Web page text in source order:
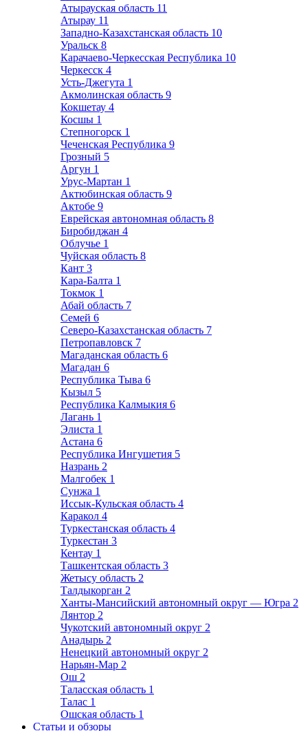
Атырауская область 11
Атырау 11
Западно-Казахстанская область 10
Уральск 8
Карачаево-Черкесская Республика 10
Черкесск 4
Усть-Джегута 1
Акмолинская область 9
Кокшетау 4
Косшы 1
Степногорск 1
Чеченская Республика 9
Грозный 5
Аргун 1
Урус-Мартан 1
Актюбинская область 9
Актобе 9
Еврейская автономная область 8
Биробиджан 4
Облучье 1
Чуйская область 8
Кант 3
Кара-Балта 1
Токмок 1
Абай область 7
Семей 6
Северо-Казахстанская область 7
Петропавловск 7
Магаданская область 6
Магадан 6
Республика Тыва 6
Кызыл 5
Республика Калмыкия 6
Лагань 1
Элиста 1
Астана 6
Республика Ингушетия 5
Назрань 2
Малгобек 1
Сунжа 1
Иссык-Кульская область 4
Каракол 4
Туркестанская область 4
Туркестан 3
Кентау 1
Ташкентская область 3
Жетысу область 2
Талдыкорган 2
Ханты-Мансийский автономный округ — Югра 2
Лянтор 2
Чукотский автономный округ 2
Анадырь 2
Ненецкий автономный округ 2
Нарьян-Мар 2
Ош 2
Таласская область 1
Талас 1
Ошская область 1
Статьи и обзоры